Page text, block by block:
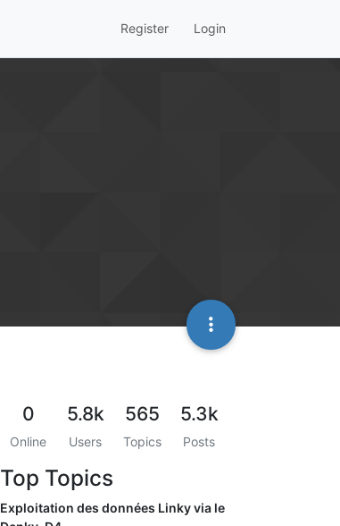
Register Login
0
Online
5.8k
Users
565
Topics
5.3k
Posts
Top Topics
Exploitation des données Linky via le